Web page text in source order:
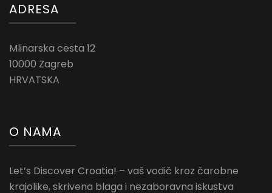
ADRESA
Mlinarska cesta 12
10000 Zagreb
HRVATSKA
O NAMA
Let’s Discover Croatia! – vaš vodič kroz čarobne
krajolike, skrivena blaga i nezaboravna iskustva